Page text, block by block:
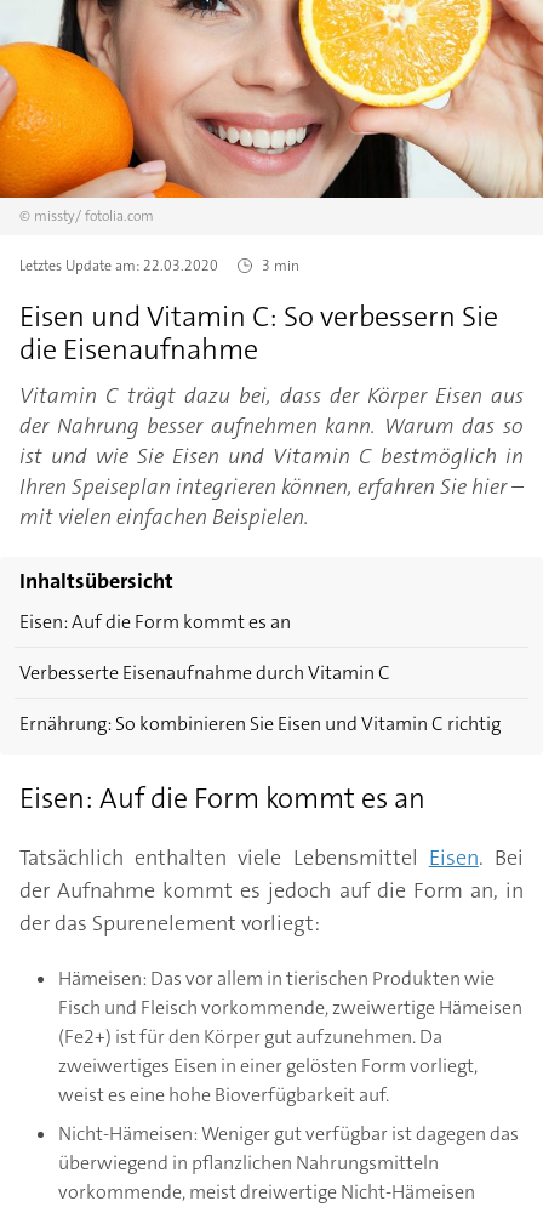
© missty/fotolia.com
Letztes Update am:22.03.2020 3 min
Eisen und Vitamin C: So verbessern Sie
die Eisenaufnahme
Vitamin C trägt dazu bei, dass der Körper Eisen aus
der Nahrung besser aufnehmen kann. Warum das so
ist und wie Sie Eisen und Vitamin C bestmöglich in
Ihren Speiseplan integrieren können, erfahren Sie hier –
mit vielen einfachen Beispielen.
Inhaltsübersicht
Eisen: Auf die Form kommt es an
Verbesserte Eisenaufnahme durch Vitamin C
Ernährung: So kombinieren Sie Eisen und Vitamin C richtig
Eisen: Auf die Form kommt es an
Tatsächlich enthalten viele Lebensmittel Eisen. Bei
der Aufnahme kommt es jedoch auf die Form an, in
der das Spurenelement vorliegt:
Hämeisen: Das vor allem in tierischen Produkten wie
Fisch und Fleisch vorkommende, zweiwertige Hämeisen
(Fe2+) ist für den Körper gut aufzunehmen. Da
zweiwertiges Eisen in einer gelösten Form vorliegt,
weist es eine hohe Bioverfügbarkeit auf.
Nicht-Hämeisen: Weniger gut verfügbar ist dagegen das
überwiegend in pflanzlichen Nahrungsmitteln
vorkommende, meist dreiwertige Nicht-Hämeisen